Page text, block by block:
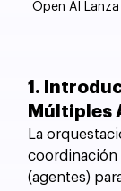
Open AI
1.
Múltiples
La
coordinación
(agentes)